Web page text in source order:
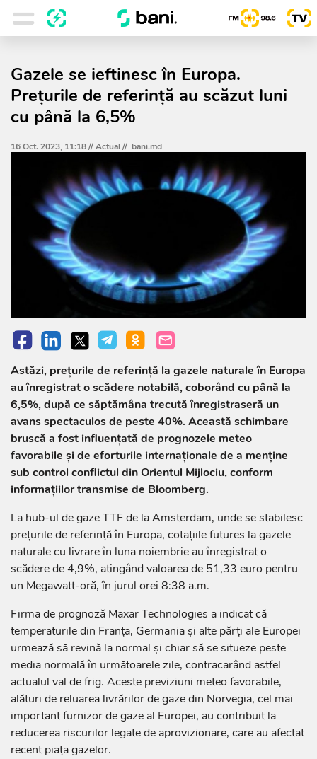
Gazele se ieftinesc în Europa.
Prețurile de referință au scăzut luni
cu până la 6,5%
16 Oct. 2023, 11:18 //Actual// bani.md
Astăzi, prețurile de referință la gazele naturale în Europa
au înregistrat o scădere notabilă, coborând cu până la
6,5%, după ce săptămâna trecută înregistraseră un
avans spectaculos de peste 40%. Această schimbare
bruscă a fost influențată de prognozele meteo
favorabile și de eforturile internaționale de a menține
sub control conflictul din Orientul Mijlociu, conform
informațiilor transmise de Bloomberg.
La hub-ul de gaze TTF de la Amsterdam, unde se stabilesc
prețurile de referință în Europa, cotațiile futures la gazele
naturale cu livrare în luna noiembrie au înregistrat o
scădere de 4,9%, atingând valoarea de 51,33 euro pentru
un Megawatt-oră, în jurul orei 8:38 a.m.
Firma de prognoză Maxar Technologies a indicat că
temperaturile din Franța, Germania și alte părți ale Europei
urmează să revină la normal și chiar să se situeze peste
media normală în următoarele zile, contracarând astfel
actualul val de frig. Aceste previziuni meteo favorabile,
alături de reluarea livrărilor de gaze din Norvegia, cel mai
important furnizor de gaze al Europei, au contribuit la
reducerea riscurilor legate de aprovizionare, care au afectat
recent piața gazelor.